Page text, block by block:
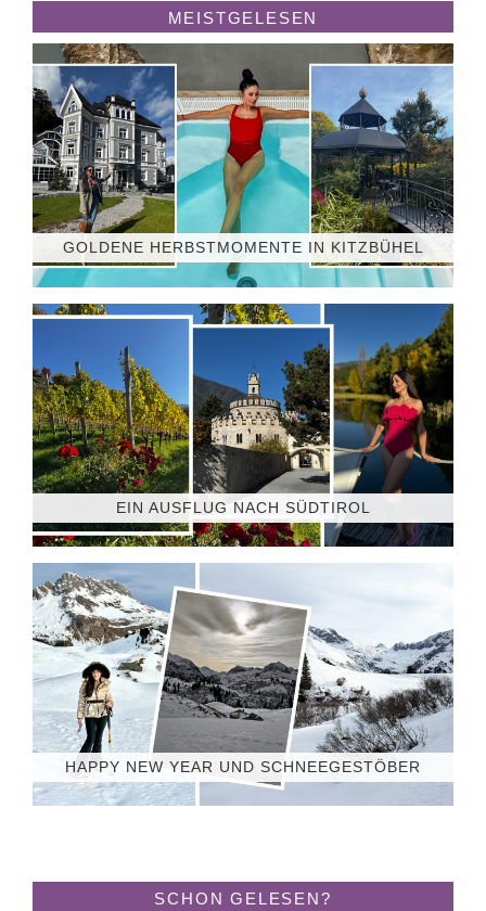
MEISTGELESEN
GOLDENE HERBSTMOMENTE IN KITZBÜHEL
EIN AUSFLUG NACH SÜDTIROL
HAPPY NEW YEAR UND SCHNEEGESTÖBER
SCHON GELESEN?